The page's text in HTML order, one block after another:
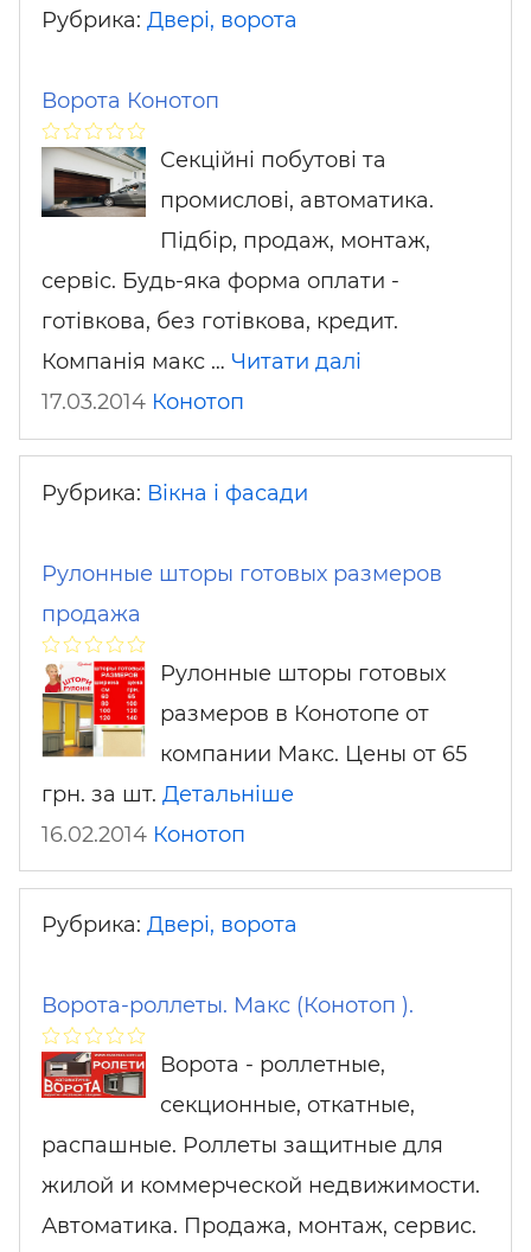
Рубрика: Двері, ворота
Ворота Конотоп
Секційні побутові та
промислові, автоматика.
Підбір, продаж, монтаж,
сервіс. Будь-яка форма оплати -
готівкова, без готівкова, кредит.
Компанія макс … Читати далі
17.03.2014 Конотоп
Рубрика: Вікна і фасади
Рулонные шторы готовых размеров
продажа
Рулонные шторы готовых
размеров в Конотопе от
компании Макс. Цены от 65
грн. за шт. Детальніше
16.02.2014 Конотоп
Рубрика: Двері, ворота
Ворота-роллеты. Макс (Конотоп ).
Ворота - роллетные,
секционные, откатные,
распашные. Роллеты защитные для
жилой и коммерческой недвижимости.
Автоматика. Продажа, монтаж, сервис.